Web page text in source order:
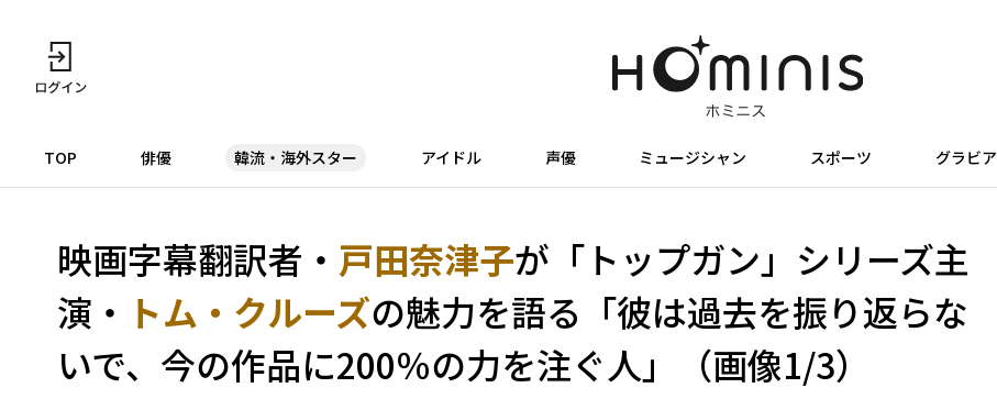
TOP 俳優 韓流・海外スター アイドル 声優 ミュージシャン スポーツ グラビア
映画字幕翻訳者・ 戸田奈津子が「トップガン」シリーズ主
演・ トム・クルーズの魅力を語る「彼は過去を振り返らな
いで、今の作品に200％の力を注ぐ人」（画像1/3）